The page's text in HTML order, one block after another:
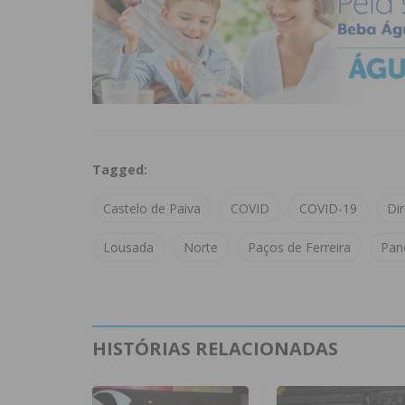
Tagged:
Castelo de Paiva COVID COVID-19
Lousada Norte Paços de Ferreira
HISTÓRIAS RELACIONADAS